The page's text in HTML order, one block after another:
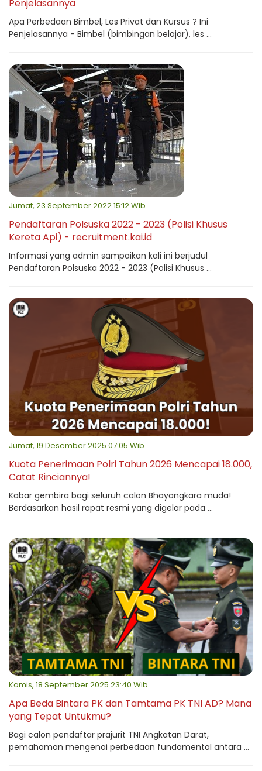
Penjelasannya
Apa Perbedaan Bimbel, Les Privat dan Kursus ? Ini
Penjelasannya - Bimbel (bimbingan belajar), les ...
Jumat, 23 September 2022 15:12 Wib
Pendaftaran Polsuska 2022 - 2023 (Polisi Khusus
Kereta Api) - recruitment.kai.id
Informasi yang admin sampaikan kali ini berjudul
Pendaftaran Polsuska 2022 - 2023 (Polisi Khusus ...
Jumat, 19 Desember 2025 07:05 Wib
Kuota Penerimaan Polri Tahun 2026 Mencapai 18.000,
Catat Rinciannya!
Kabar gembira bagi seluruh calon Bhayangkara muda!
Berdasarkan hasil rapat resmi yang digelar pada ...
Kamis, 18 September 2025 23:40 Wib
Apa Beda Bintara PK dan Tamtama PK TNI AD? Mana
yang Tepat Untukmu?
Bagi calon pendaftar prajurit TNI Angkatan Darat,
pemahaman mengenai perbedaan fundamental antara ...